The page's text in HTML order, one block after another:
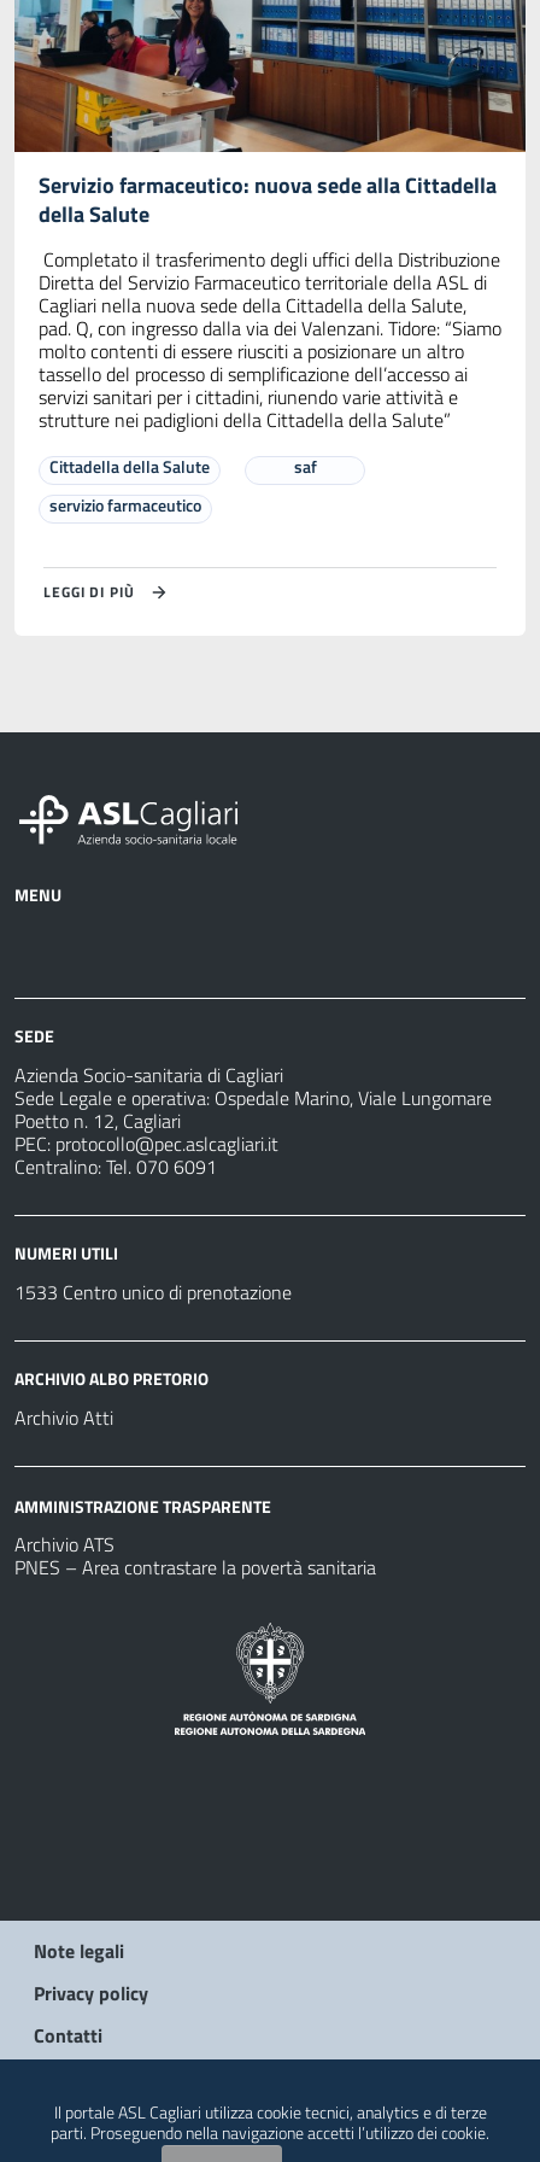
Servizio farmaceutico: nuova sede alla Cittadella
della Salute
Completato il trasferimento degli uffici della Distribuzione
Diretta del Servizio Farmaceutico territoriale della ASL di
Cagliari nella nuova sede della Cittadella della Salute,
pad. Q, con ingresso dalla via dei Valenzani. Tidore: “Siamo
molto contenti di essere riusciti a posizionare un altro
tassello del processo di semplificazione dell’accesso ai
servizi sanitari per i cittadini, riunendo varie attività e
strutture nei padiglioni della Cittadella della Salute”
Cittadella della Salute
saf
servizio farmaceutico
LEGGI DI PIÙ
MENU
sanitarie
fare
SEDE
Azienda Socio-sanitaria di Cagliari
Sede Legale e operativa: Ospedale Marino, Viale Lungomare
Poetto n. 12, Cagliari
PEC: protocollo@pec.aslcagliari.it
Centralino: Tel. 070 6091
NUMERI UTILI
1533 Centro unico di prenotazione
ARCHIVIO ALBO PRETORIO
Archivio Atti
AMMINISTRAZIONE TRASPARENTE
Archivio ATS
PNES – Area contrastare la povertà sanitaria
Note legali
Privacy policy
Contatti
Il portale ASL Cagliari utilizza cookie tecnici, analytics e di terze
parti. Proseguendo nella navigazione accetti l’utilizzo dei cookie.